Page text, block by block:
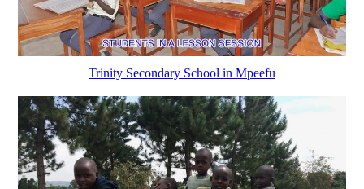
Trinity Secondary School in Mpeefu